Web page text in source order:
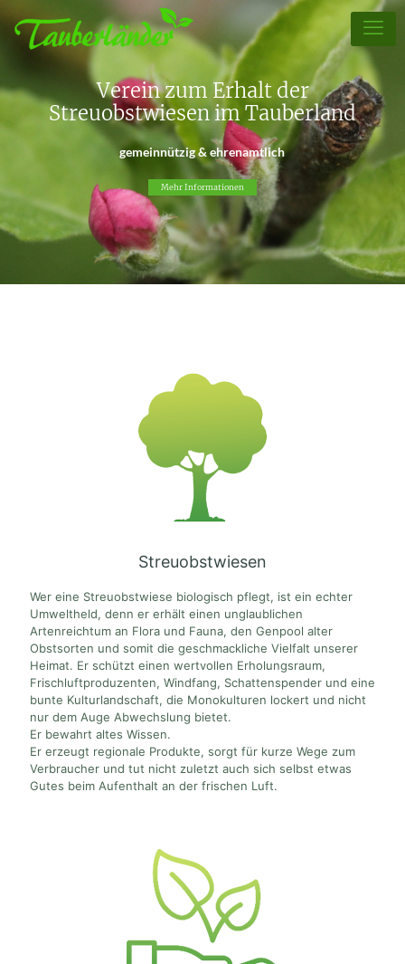
Verein zum Erhalt der
Streuobstwiesen im Tauberland
gemeinnützig & ehrenamtlich
Mehr Informationen
Streuobstwiesen
Wer eine Streuobstwiese biologisch pflegt, ist ein echter
Umweltheld, denn er erhält einen unglaublichen
Artenreichtum an Flora und Fauna, den Genpool alter
Obstsorten und somit die geschmackliche Vielfalt unserer
Heimat. Er schützt einen wertvollen Erholungsraum,
Frischluftproduzenten, Windfang, Schattenspender und eine
bunte Kulturlandschaft, die Monokulturen lockert und nicht
nur dem Auge Abwechslung bietet.
Er bewahrt altes Wissen.
Er erzeugt regionale Produkte, sorgt für kurze Wege zum
Verbraucher und tut nicht zuletzt auch sich selbst etwas
Gutes beim Aufenthalt an der frischen Luft.